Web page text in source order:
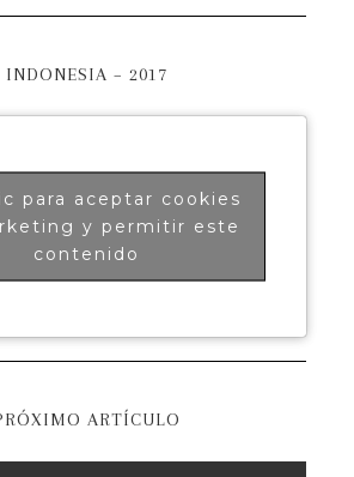
INDONESIA – 2017
para aceptar cookies
y permitir este
contenido
ARTÍCULO